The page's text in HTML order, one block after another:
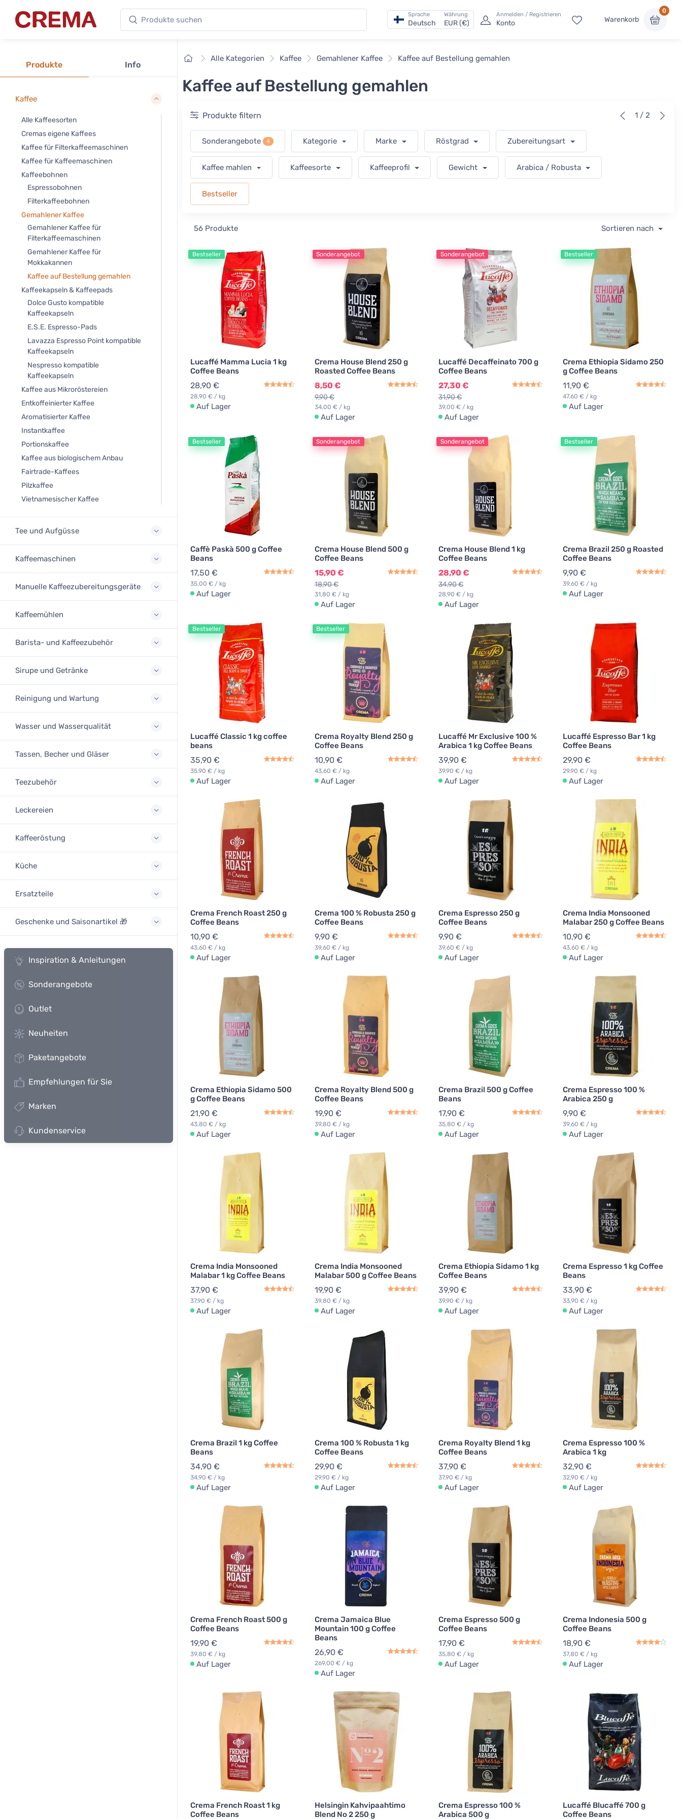
Crema Produkte suchen Sprache
Deutsch
Währung
EUR (€)
Anmelden / Registrieren
Konto Warenkorb
0
Produkte Info
Kaffee
Alle Kaffeesorten
Cremas eigene Kaffees
Kaffee für Filterkaffeemaschinen
Kaffee für Kaffeemaschinen
Kaffeebohnen
Espressobohnen
Filterkaffeebohnen
Gemahlener Kaffee
Gemahlener Kaffee für
Filterkaffeemaschinen
Gemahlener Kaffee für
Mokkakannen
Kaffee auf Bestellung gemahlen
Kaffeekapseln & Kaffeepads
Dolce Gusto kompatible
Kaffeekapseln
E.S.E. Espresso-Pads
Lavazza Espresso Point kompatible
Kaffeekapseln
Nespresso kompatible
Kaffeekapseln
Kaffee aus Mikroröstereien
Entkoffeinierter Kaffee
Aromatisierter Kaffee
Instantkaffee
Portionskaffee
Kaffee aus biologischem Anbau
Fairtrade-Kaffees
Pilzkaffee
Vietnamesischer Kaffee
Tee und Aufgüsse
Kaffeemaschinen
Manuelle Kaffeezubereitungsgeräte
Kaffeemühlen
Barista- und Kaffeezubehör
Sirupe und Getränke
Reinigung und Wartung
Wasser und Wasserqualität
Tassen, Becher und Gläser
Teezubehör
Leckereien
Kaffeeröstung
Küche
Ersatzteile
Geschenke und Saisonartikel 🎁
Inspiration & Anleitungen
Sonderangebote
Outlet
Neuheiten
Paketangebote
Empfehlungen für Sie
Marken
Kundenservice
Startseite
Alle Kategorien Kaffee Gemahlener Kaffee Kaffee auf Bestellung gemahlen
Kaffee auf Bestellung gemahlen
Produkte filtern 1 / 2
Sonderangebote 4 Kategorie Marke Röstgrad Zubereitungsart
Kaffee mahlen Kaffeesorte Kaffeeprofil Gewicht Arabica / Robusta
Bestseller
56 Produkte Sortieren nach
Bestseller
Lucaffé Mamma Lucia 1 kg
Coffee Beans
28,90 €
28,90 € / kg
Auf Lager
Sonderangebot
Crema House Blend 250 g
Roasted Coffee Beans
8,50 €
9,90 €
34,00 € / kg
Auf Lager
Sonderangebot
Lucaffé Decaffeinato 700 g
Coffee Beans
27,30 €
31,90 €
39,00 € / kg
Auf Lager
Bestseller
Crema Ethiopia Sidamo 250
g Coffee Beans
11,90 €
47,60 € / kg
Auf Lager
Bestseller
Caffè Paskà 500 g Coffee
Beans
17,50 €
35,00 € / kg
Auf Lager
Sonderangebot
Crema House Blend 500 g
Coffee Beans
15,90 €
18,90 €
31,80 € / kg
Auf Lager
Sonderangebot
Crema House Blend 1 kg
Coffee Beans
28,90 €
34,90 €
28,90 € / kg
Auf Lager
Bestseller
Crema Brazil 250 g Roasted
Coffee Beans
9,90 €
39,60 € / kg
Auf Lager
Bestseller
Lucaffé Classic 1 kg coffee
beans
35,90 €
35,90 € / kg
Auf Lager
Bestseller
Crema Royalty Blend 250 g
Coffee Beans
10,90 €
43,60 € / kg
Auf Lager
Lucaffé Mr Exclusive 100 %
Arabica 1 kg Coffee Beans
39,90 €
39,90 € / kg
Auf Lager
Lucaffé Espresso Bar 1 kg
Coffee Beans
29,90 €
29,90 € / kg
Auf Lager
Crema French Roast 250 g
Coffee Beans
10,90 €
43,60 € / kg
Auf Lager
Crema 100 % Robusta 250 g
Coffee Beans
9,90 €
39,60 € / kg
Auf Lager
Crema Espresso 250 g
Coffee Beans
9,90 €
39,60 € / kg
Auf Lager
Crema India Monsooned
Malabar 250 g Coffee Beans
10,90 €
43,60 € / kg
Auf Lager
Crema Ethiopia Sidamo 500
g Coffee Beans
21,90 €
43,80 € / kg
Auf Lager
Crema Royalty Blend 500 g
Coffee Beans
19,90 €
39,80 € / kg
Auf Lager
Crema Brazil 500 g Coffee
Beans
17,90 €
35,80 € / kg
Auf Lager
Crema Espresso 100 %
Arabica 250 g
9,90 €
39,60 € / kg
Auf Lager
Crema India Monsooned
Malabar 1 kg Coffee Beans
37,90 €
37,90 € / kg
Auf Lager
Crema India Monsooned
Malabar 500 g Coffee Beans
19,90 €
39,80 € / kg
Auf Lager
Crema Ethiopia Sidamo 1 kg
Coffee Beans
39,90 €
39,90 € / kg
Auf Lager
Crema Espresso 1 kg Coffee
Beans
33,90 €
33,90 € / kg
Auf Lager
Crema Brazil 1 kg Coffee
Beans
34,90 €
34,90 € / kg
Auf Lager
Crema 100 % Robusta 1 kg
Coffee Beans
29,90 €
29,90 € / kg
Auf Lager
Crema Royalty Blend 1 kg
Coffee Beans
37,90 €
37,90 € / kg
Auf Lager
Crema Espresso 100 %
Arabica 1 kg
32,90 €
32,90 € / kg
Auf Lager
Crema French Roast 500 g
Coffee Beans
19,90 €
39,80 € / kg
Auf Lager
Crema Jamaica Blue
Mountain 100 g Coffee
Beans
26,90 €
269,00 € / kg
Auf Lager
Crema Espresso 500 g
Coffee Beans
17,90 €
35,80 € / kg
Auf Lager
Crema Indonesia 500 g
Coffee Beans
18,90 €
37,80 € / kg
Auf Lager
Crema French Roast 1 kg
Coffee Beans
Helsingin Kahvipaahtimo
Blend No 2 250 g
Crema Espresso 100 %
Arabica 500 g
Lucaffé Blucaffé 700 g
Coffee Beans